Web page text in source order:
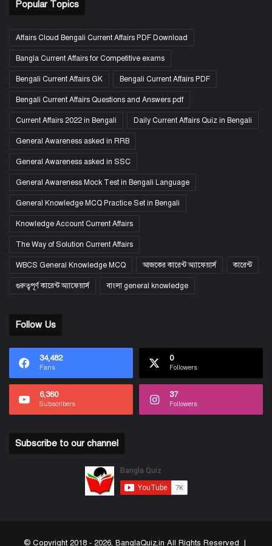
Popular Topics
Affairs Cloud Bengali Current Affairs PDF Download
Bangla Current Affairs for Competitive exams
Bengali Current Affairs GK Bengali Current Affairs PDF
Bengali Current Affairs Questions and Answers pdf
Current Affairs 2022 in Bengali Daily Current Affairs Quiz in Bengali
General Awareness asked in RRB
General Awareness asked in SSC
General Awareness Mock Test in Bengali Language
General Knowledge MCQ Practice Set in Bengali
Knowledge Account Current Affairs
The Way of Solution Current Affairs
WBCS General Knowledge MCQ আজকের কারেন্ট অ্যাফেয়ার্স কারেন্ট
গুরুত্বপূর্ণ কারেন্ট অ্যাফেয়ার্স বাংলা general knowledge
Follow Us
34,482
Fans
0
Followers
6,360
Subscribers
37
Followers
Subscribe to our channel
© Copyright 2018 - 2026, BanglaQuiz.in All Rights Reserved |